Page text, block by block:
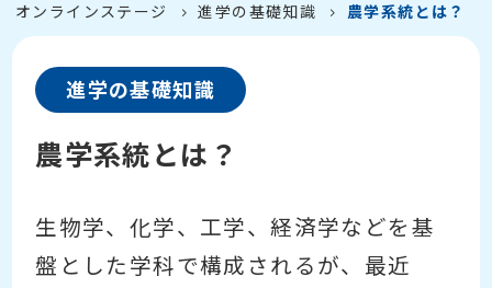
オンラインステージ 進学の基礎知識 農学系統とは？
進学の基礎知識
農学系統とは？
生物学、化学、工学、経済学などを基
盤とした学科で構成されるが、最近